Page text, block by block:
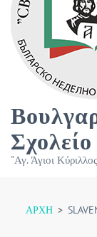
Σχολείο
"Αγ. Άγιοι
ΑΡΧΉ >